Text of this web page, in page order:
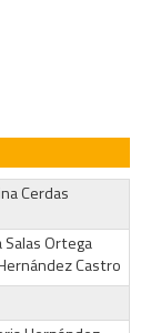
Cerdas
Salas Ortega
Castro